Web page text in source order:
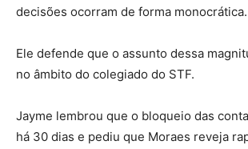
decisões ocorram de forma monocrática.
Ele defende que o assunto dessa
no âmbito do colegiado do STF.
Jayme lembrou que o bloqueio das
há 30 dias e pediu que Moraes reveja